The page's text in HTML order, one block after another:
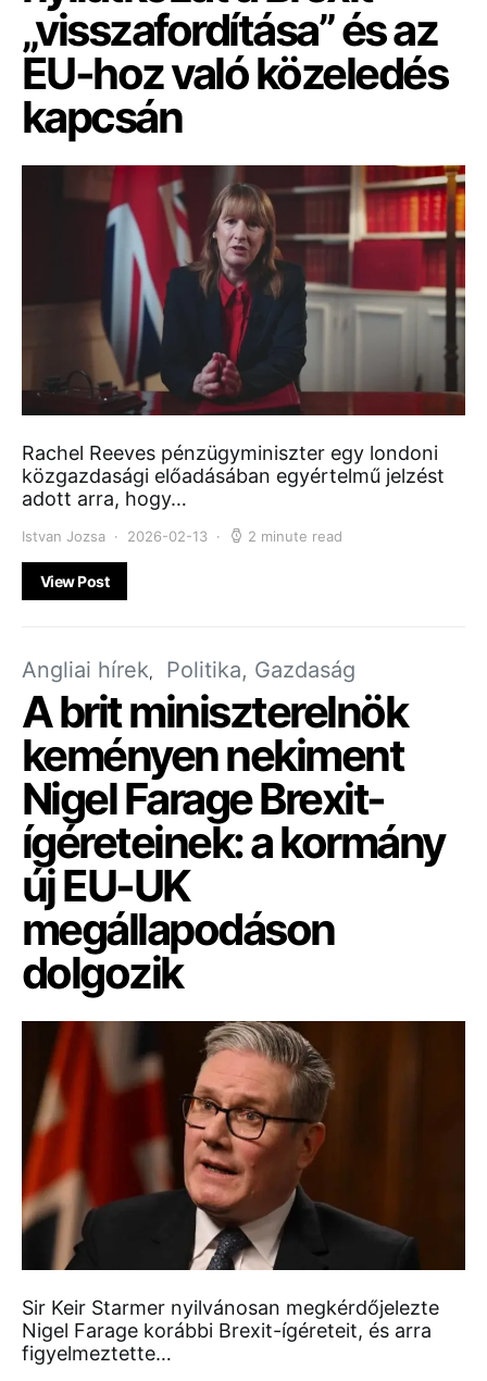
„visszafordítása” és az
EU-hoz való közeledés
kapcsán
Rachel Reeves pénzügyminiszter egy londoni
közgazdasági előadásában egyértelmű jelzést
adott arra, hogy…
Istvan Jozsa 2026-02-13 2 minute read
View Post
Angliai hírek Politika, Gazdaság
A brit miniszterelnök
keményen nekiment
Nigel Farage Brexit-
ígéreteinek: a kormány
új EU-UK
megállapodáson
dolgozik
Sir Keir Starmer nyilvánosan megkérdőjelezte
Nigel Farage korábbi Brexit-ígéreteit, és arra
figyelmeztette…